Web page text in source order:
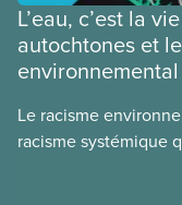
L’eau, c’est la
autochtones et
environnemental
Le racisme
racisme systémique